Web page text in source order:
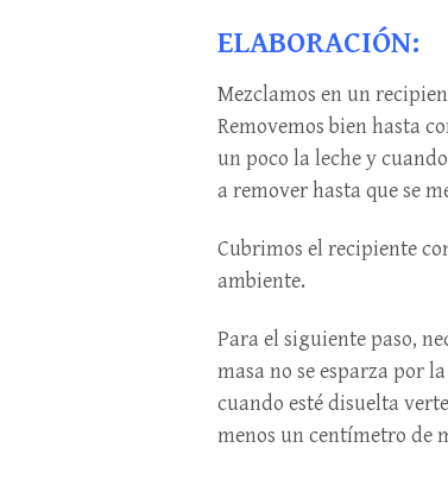
ELABORACIÓN:
Mezclamos en un
Removemos bien hasta
un poco la leche y
a remover hasta que se
Cubrimos el recipiente
ambiente.
Para el siguiente paso,
masa no se esparza por
cuando esté disuelta
menos un centímetro de